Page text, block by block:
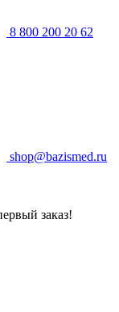
8 800 200 20 62
shop@bazismed.ru
заказ!